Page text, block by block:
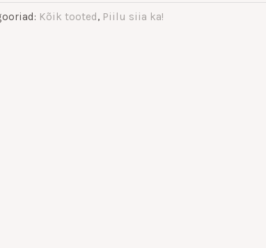
Kõik tooted, Piilu siia ka!